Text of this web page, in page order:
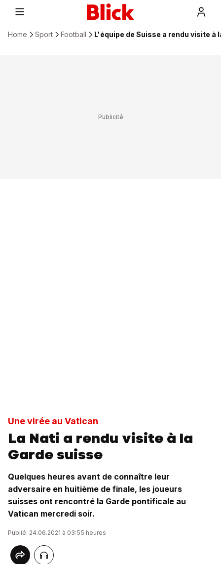
Home Sport Football L'équipe de Suisse a rendu visite à
Une virée au Vatican
La Nati a rendu visite à la
Garde suisse
Quelques heures avant de connaître leur
adversaire en huitième de finale, les joueurs
suisses ont rencontré la Garde pontificale au
Vatican mercredi soir.
Publié: 24.06.2021 à 03:55 heures